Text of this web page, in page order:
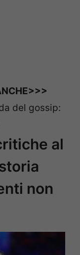
del gossip:
al
non